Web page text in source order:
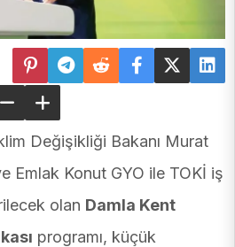
Değişikliği Bakanı Murat
Emlak Konut GYO ile TOKİ iş
olan Damla Kent
programı, küçük